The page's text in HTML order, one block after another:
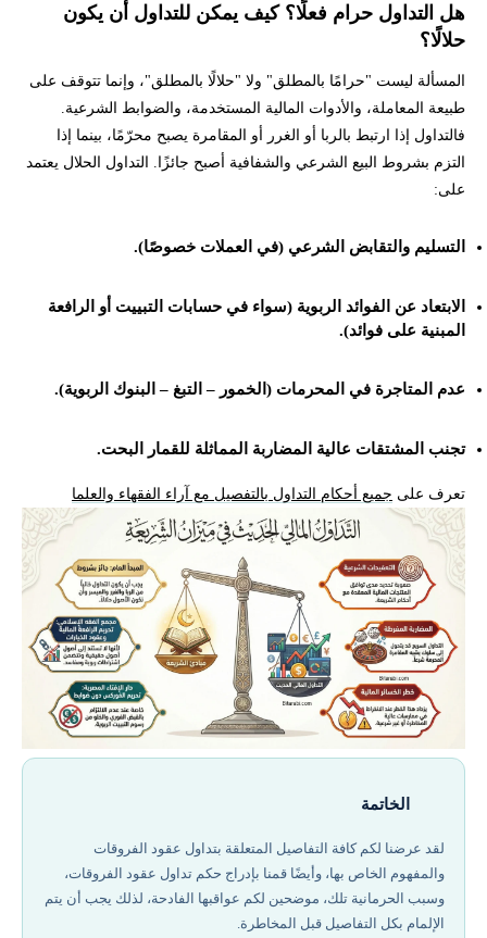
هل التداول حرام فعلًا؟ كيف يمكن للتداول أن يكون
حلالًا؟
المسألة ليست "حرامًا بالمطلق" ولا "حلالًا بالمطلق"، وإنما تتوقف على
طبيعة المعاملة، والأدوات المالية المستخدمة، والضوابط الشرعية.
فالتداول إذا ارتبط بالربا أو الغرر أو المقامرة يصبح محرّمًا، بينما إذا
التزم بشروط البيع الشرعي والشفافية أصبح جائزًا. التداول الحلال يعتمد
على:
التسليم والتقابض الشرعي (في العملات خصوصًا).
الابتعاد عن الفوائد الربوية (سواء في حسابات التبييت أو الرافعة
المبنية على فوائد).
عدم المتاجرة في المحرمات (الخمور – التبغ – البنوك الربوية).
تجنب المشتقات عالية المضاربة المماثلة للقمار البحت.
تعرف على جميع أحكام التداول بالتفصيل مع آراء الفقهاء والعلما
الخاتمة
لقد عرضنا لكم كافة التفاصيل المتعلقة بتداول عقود الفروقات
والمفهوم الخاص بها، وأيضًا قمنا بإدراج حكم تداول عقود الفروقات،
وسبب الحرمانية تلك، موضحين لكم عواقبها الفادحة، لذلك يجب أن يتم
الإلمام بكل التفاصيل قبل المخاطرة.